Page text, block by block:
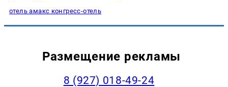
отель амакс конгресс-отель
Размещение рекламы
8 (927) 018-49-24